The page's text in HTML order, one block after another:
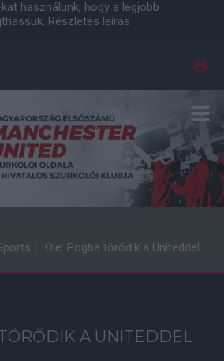
használunk, hogy a legjobb
Részletes leírás
Ole: Pogba törődik a Uniteddel
A UNITEDDEL